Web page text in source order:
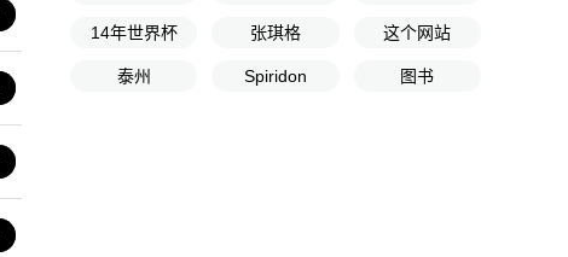
14年世界杯 张琪格 这个网站
泰州 Spiridon 图书